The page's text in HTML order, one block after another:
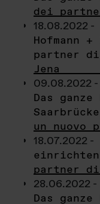
dei
18.08.2022 -
Hofmann
partner di
Jena
09.08.2022 -
Das
un nuovo
18.07.2022 -
partner di
28.06.2022 -
Das